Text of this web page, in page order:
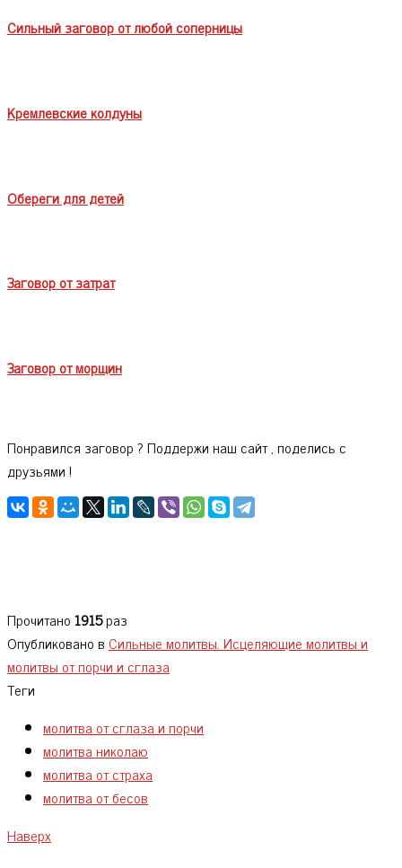
Сильный заговор от любой соперницы
Кремлевские колдуны
Обереги для детей
Заговор от затрат
Заговор от морщин
Понравился заговор ? Поддержи наш сайт , поделись с
друзьями !
Прочитано1915раз
Опубликовано в Сильные молитвы. Исцеляющие молитвы и
молитвы от порчи и сглаза
Теги
молитва от сглаза и порчи
молитва николаю
молитва от страха
молитва от бесов
Наверх